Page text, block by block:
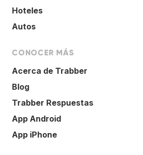
Hoteles
Autos
CONOCER MÁS
Acerca de Trabber
Blog
Trabber Respuestas
App Android
App iPhone